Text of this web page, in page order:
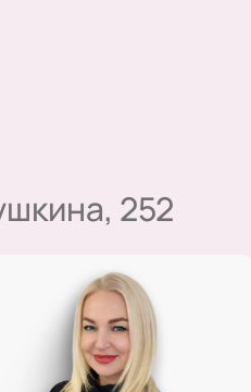
252